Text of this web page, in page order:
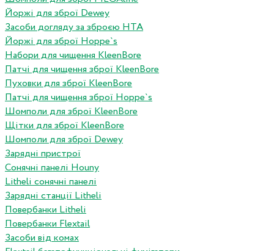
Йоржі для зброї Dewey
Засоби догляду за зброєю HTA
Йоржі для зброї Hoppe`s
Набори для чищення KleenBore
Патчі для чищення зброї KleenBore
Пуховки для зброї KleenBore
Патчі для чищення зброї Hoppe`s
Шомполи для зброї KleenBore
Щітки для зброї KleenBore
Шомполи для зброї Dewey
Зарядні пристрої
Сонячні панелі Houny
Litheli сонячні панелі
Зарядні станції Litheli
Повербанки Litheli
Повербанки Flextail
Засоби від комах